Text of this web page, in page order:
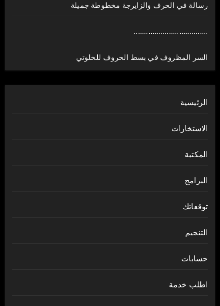
رسالة في الحرف والزايرجة مخطوطة جميلة
....................................
السر المظروف في بسط الحروف للخلوتي
الرئيسية
الاستخارات
المكتبة
البرامج
توقعاتك
التنجيم
حسابات
اطلب خدمة